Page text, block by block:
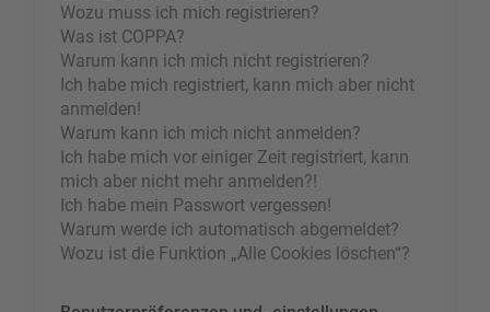
Wozu muss ich mich registrieren?
Was ist COPPA?
Warum kann ich mich nicht registrieren?
Ich habe mich registriert, kann mich aber nicht
anmelden!
Warum kann ich mich nicht anmelden?
Ich habe mich vor einiger Zeit registriert, kann
mich aber nicht mehr anmelden?!
Ich habe mein Passwort vergessen!
Warum werde ich automatisch abgemeldet?
Wozu ist die Funktion „Alle Cookies löschen“?